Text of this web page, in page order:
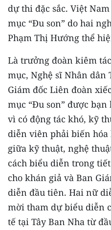
CHƯƠNG TRÌNH OCOP -
MỘT SẢN PHẨM
RADIO
MEDIA CENTER
E-Magazine
Video
Media Chính trị
Media Kinh tế
Media Văn hóa
Media Xã hội
dự thi đặc sắc. Việt
mục “Đu son” do hai
Phạm Thị Hướng thể
Là trưởng đoàn kiêm
mục, Nghệ sĩ Nhân dân
Giám đốc Liên đoàn
mục “Đu son” được
vì có động tác khó, kỹ
diễn viên phải biến
giữa kỹ thuật, nghệ
cách biểu diễn trong
cho khán giả và Ban
diễn đầu tiên. Hai nữ
mời tham dự biểu diễn
tế tại Tây Ban Nha từ